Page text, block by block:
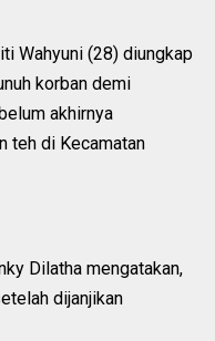
Wahyuni (28) diungkap
korban demi
akhirnya
teh di Kecamatan
Dilatha mengatakan,
dijanjikan